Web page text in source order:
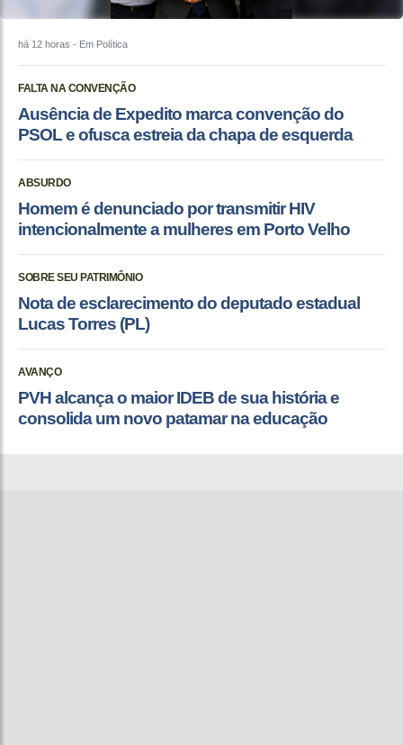
há 12 horas - Em Política
FALTA NA CONVENÇÃO
Ausência de Expedito marca convenção do
PSOL e ofusca estreia da chapa de esquerda
ABSURDO
Homem é denunciado por transmitir HIV
intencionalmente a mulheres em Porto Velho
SOBRE SEU PATRIMÔNIO
Nota de esclarecimento do deputado estadual
Lucas Torres (PL)
AVANÇO
PVH alcança o maior IDEB de sua história e
consolida um novo patamar na educação